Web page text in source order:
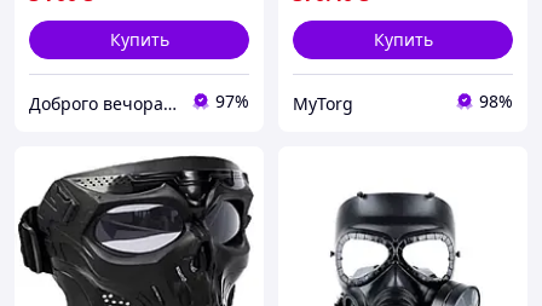
Купить
Доброго вечора ми з України 97%
Купить
MyTorg 98%